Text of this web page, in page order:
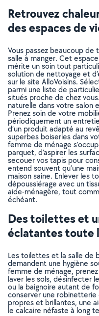
Retrouvez
des espaces de
Vous passez beaucoup
salle à manger. Cet
mérite un soin tout
solution de nettoyage et
sur le site AlloVoisins.
parmi une liste de
situés proche de chez
naturelle dans votre salon
Prenez soin de votre
périodiquement un
d’un produit adapté au
superbes boiseries dans
femme de ménage
parquet, d’aspirer les
secouer vos tapis pour
entend souvent qu’une
maison saine. Enlever les
dépoussiérage avec un
aide-ménagère, tout
échéant.
Des toilettes et
éclatantes toute
Les toilettes et la salle de
demandent une hygiène
femme de ménage,
laver les sols, désinfecter
ou la baignoire autant de
conserver une
propres et brillantes, une
le calcaire néfaste à long